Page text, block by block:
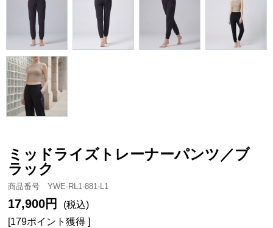
ミッドライズトレーナーパンツ／ブ
ラック
商品番号 YWE-RL1-881-L1
17,900円
(税込)
[179ポイント獲得 ]